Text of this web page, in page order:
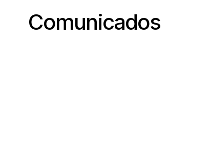
Comunicados